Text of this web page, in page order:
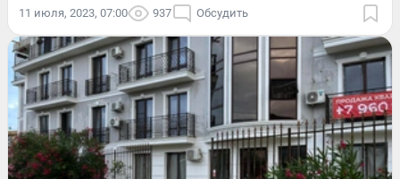
11 июля, 2023, 07:00 937 Обсудить